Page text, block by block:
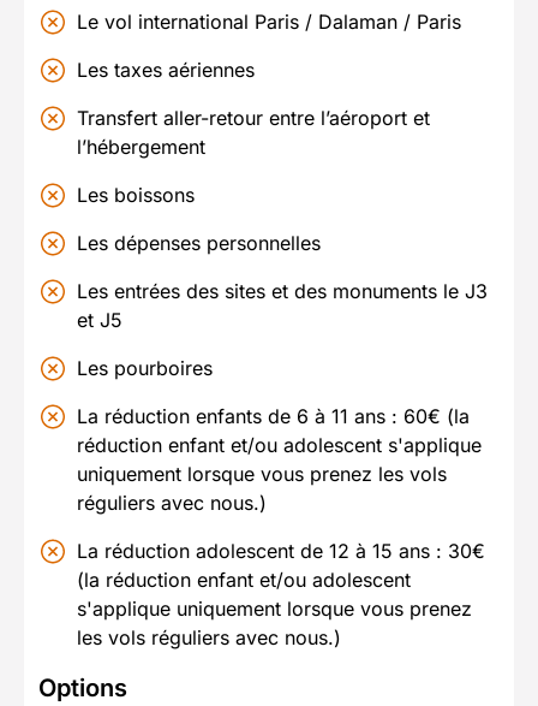
Le vol international Paris / Dalaman / Paris
Les taxes aériennes
Transfert aller-retour entre l’aéroport et
l’hébergement
Les boissons
Les dépenses personnelles
Les entrées des sites et des monuments le J3
et J5
Les pourboires
La réduction enfants de 6 à 11 ans : 60€ (la
réduction enfant et/ou adolescent s'applique
uniquement lorsque vous prenez les vols
réguliers avec nous.)
La réduction adolescent de 12 à 15 ans : 30€
(la réduction enfant et/ou adolescent
s'applique uniquement lorsque vous prenez
les vols réguliers avec nous.)
Options